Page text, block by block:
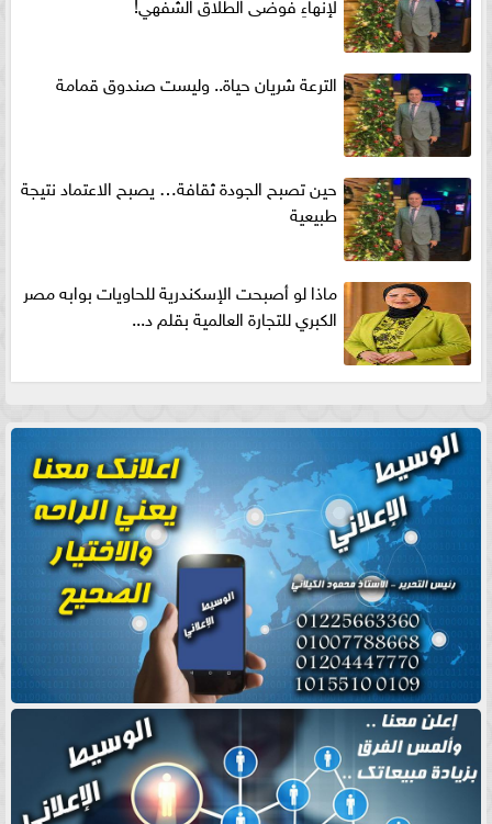
الترعة شريان حياة.. وليست صندوق قمامة
حين تصبح الجودة ثقافة… يصبح الاعتماد نتيجة
طبيعية
ماذا لو أصبحت الإسكندرية للحاويات بوابه مصر
الكبري للتجارة العالمية بقلم د...